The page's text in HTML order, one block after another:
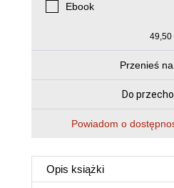
Ebook
49,50
Przenieś na
Do
Powiadom o
Opis książki